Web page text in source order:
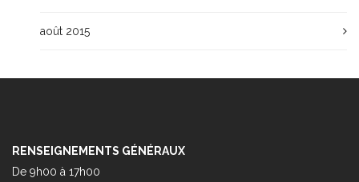
août 2015
RENSEIGNEMENTS GÉNÉRAUX
De 9h00 à 17h00